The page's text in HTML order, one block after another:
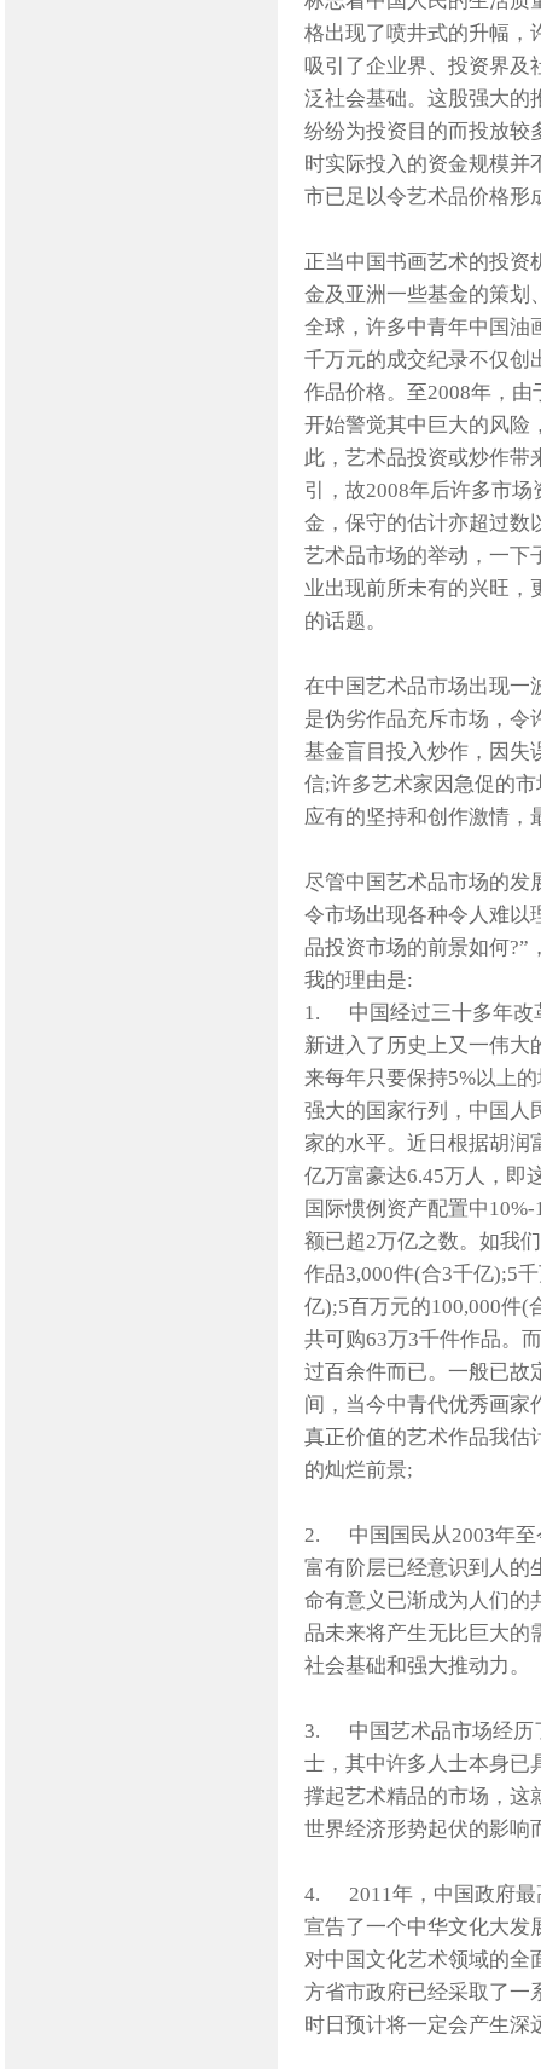
格出现了喷井式的升幅，
吸引了企业界、投资界及
泛社会基础。这股强大的
纷纷为投资目的而投放较
时实际投入的资金规模并
市已足以令艺术品价格形
正当中国书画艺术的投资
金及亚洲一些基金的策划
全球，许多中青年中国油
千万元的成交纪录不仅创
作品价格。至2008年，
开始警觉其中巨大的风险
此，艺术品投资或炒作带
引，故2008年后许多市
金，保守的估计亦超过数
艺术品市场的举动，一下
业出现前所未有的兴旺，
的话题。
在中国艺术品市场出现一
是伪劣作品充斥市场，令
基金盲目投入炒作，因失
信;许多艺术家因急促的
应有的坚持和创作激情，
尽管中国艺术品市场的发
令市场出现各种令人难以
品投资市场的前景如何?”
我的理由是:
1. 中国经过三十多年改
新进入了历史上又一伟大
来每年只要保持5%以上
强大的国家行列，中国人
家的水平。近日根据胡润
亿万富豪达6.45万人，即
国际惯例资产配置中
额已超2万亿之数。如我
作品3,000件(合3千亿);5
亿);5百万元的100,000件(
共可购63万3千件作品。
过百余件而已。一般已故
间，当今中青代优秀画家
真正价值的艺术作品我估
的灿烂前景;
2. 中国国民从2003年至
富有阶层已经意识到人的
命有意义已渐成为人们的
品未来将产生无比巨大的
社会基础和强大推动力。
3. 中国艺术品市场经历
士，其中许多人士本身已
撑起艺术精品的市场，这
世界经济形势起伏的影响
4. 2011年，中国政府最
宣告了一个中华文化大发
对中国文化艺术领域的全
方省市政府已经采取了一
时日预计将一定会产生深